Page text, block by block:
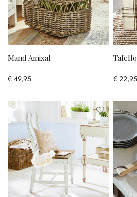
Mand Amixal
€ 49,95 € 22,95